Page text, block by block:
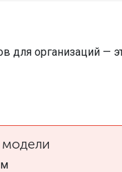
для организаций —